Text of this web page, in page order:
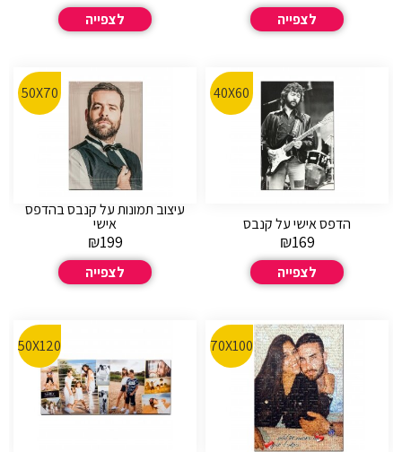
לצפייה לצפייה
40X60
הדפס אישי על קנבס
₪169
לצפייה
50X70
עיצוב תמונות על קנבס בהדפס
אישי
₪199
לצפייה
70X100
50X120